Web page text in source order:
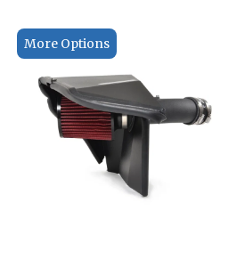
More Options